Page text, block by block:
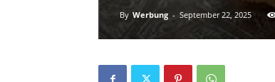
By Werbung - September 22, 2025